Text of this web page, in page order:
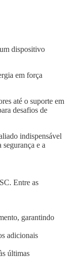
dispositivo
em força
até o suporte em
desafios de
indispensável
e a
Entre as
garantindo
adicionais
últimas